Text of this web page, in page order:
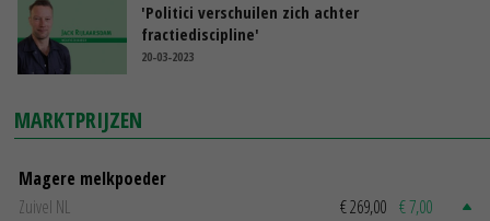
'Politici verschuilen zich achter
fractiediscipline'
20-03-2023
MARKTPRIJZEN
Magere melkpoeder
Zuivel NL
€ 269,00 € 7,00